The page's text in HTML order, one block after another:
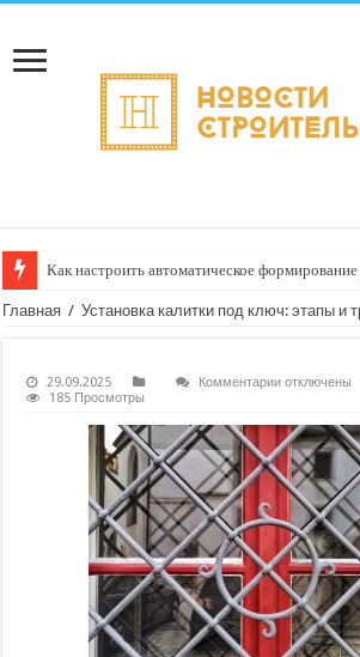
Как настроить автоматическое
Главная / Установка калитки под ключ: этапы и
29.09.2025 Комментариикотключены
185 Просмотры